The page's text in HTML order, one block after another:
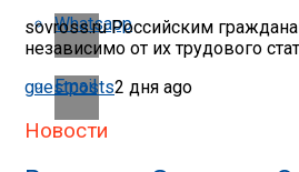
Whatsapp
Email
sovross.ru Российским
независимо от их трудового
guestposts2 дня ago
Новости